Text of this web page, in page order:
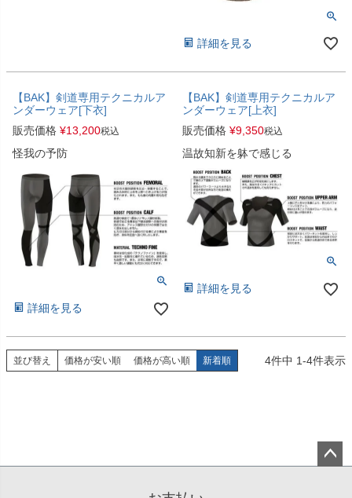
詳細を見る
【BAK】剣道専用テクニカルア
ンダーウェア[下衣]
販売価格 ¥13,200税込
怪我の予防
詳細を見る
【BAK】剣道専用テクニカルア
ンダーウェア[上衣]
販売価格 ¥9,350税込
温故知新を躰で感じる
詳細を見る
並び替え 価格が安い順 価格が高い順 新着順 4件中 1-4件表示